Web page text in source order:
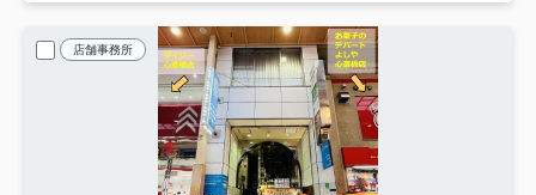
店舗事務所